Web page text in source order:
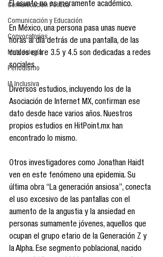
Comunicación Política
Comunicación y Educación
Convocatorias
Metodología
Periodismo
IA Inclusiva
El asunto no es meramente académico.
En México, una persona pasa unas nueve
horas al día detrás de una pantalla, de las
cuales entre 3.5 y 4.5 son dedicadas a redes
sociales.
Diversos estudios, incluyendo los de la
Asociación de Internet MX, confirman ese
dato desde hace varios años. Nuestros
propios estudios en HitPoint.mx han
encontrado lo mismo.
Otros investigadores como Jonathan Haidt
ven en este fenómeno una epidemia. Su
última obra “La generación ansiosa”, conecta
el uso excesivo de las pantallas con el
aumento de la angustia y la ansiedad en
personas sumamente jóvenes, aquellos que
ocupan el grupo etario de la Generación Z y
la Alpha. Ese segmento poblacional, nacido